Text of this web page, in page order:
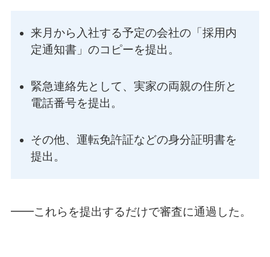
来月から入社する予定の会社の「採用内
定通知書」のコピーを提出。
緊急連絡先として、実家の両親の住所と
電話番号を提出。
その他、運転免許証などの身分証明書を
提出。
━━これらを提出するだけで審査に通過した。